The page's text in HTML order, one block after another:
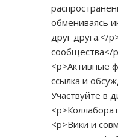
обмениваясь
друг друга.</
сообщества</
<p>Активные
ссылка и
Участвуйте в
<p>Вики и